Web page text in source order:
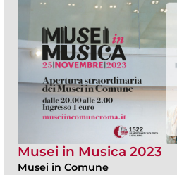
Musei in Musica 2023
Musei in Comune